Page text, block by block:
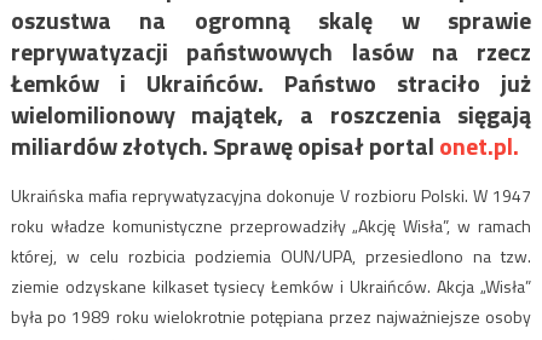
oszustwa na ogromną skalę w sprawie
reprywatyzacji państwowych lasów na rzecz
Łemków i Ukraińców. Państwo straciło już
wielomilionowy majątek, a roszczenia sięgają
miliardów złotych. Sprawę opisał portalonet.pl.
Ukraińska mafia reprywatyzacyjna dokonuje V rozbioru Polski. W 1947
roku władze komunistyczne przeprowadziły „Akcję Wisła”, w ramach
której, w celu rozbicia podziemia OUN/UPA, przesiedlono na tzw.
ziemie odzyskane kilkaset tysiecy Łemków i Ukraińców. Akcja „Wisła”
była po 1989 roku wielokrotnie potępiana przez najważniejsze osoby